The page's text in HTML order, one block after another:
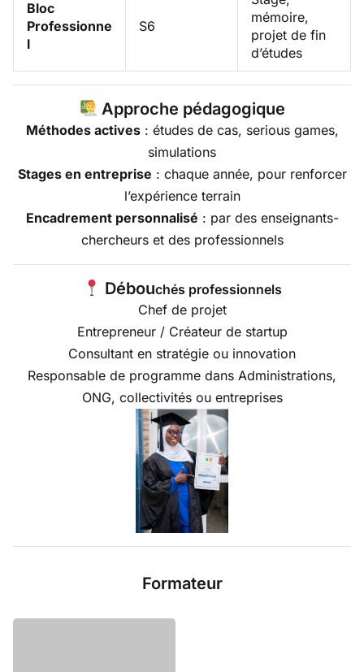
Bloc
Professionne
l
S6
mémoire,
projet de fin
d’études
Approche pédagogique
Méthodes actives: études de cas, serious games,
simulations
Stages en entreprise : chaque année, pour renforcer
l’expérience terrain
Encadrement personnalisé : par des enseignants-
chercheurs et des professionnels
Débouchés professionnels
Chef de projet
Entrepreneur / Créateur de startup
Consultant en stratégie ou innovation
Responsable de programme dans Administrations,
ONG, collectivités ou entreprises
Formateur